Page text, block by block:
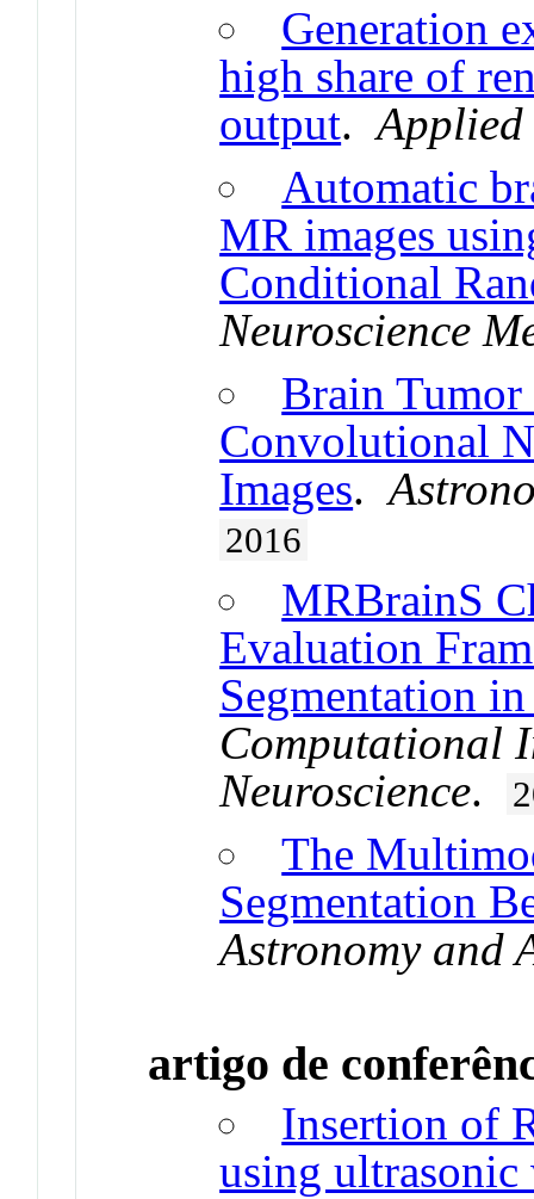
Generation
high share of
output.Applied
Automatic
MR images
Conditional
Neuroscience
Brain Tumor
Convolutional
Images.
2016
MRBrainS
Evaluation
Segmentation
Computational
Neuroscience.
The
Segmentation
Astronomy and
artigo de
Insertion of
using